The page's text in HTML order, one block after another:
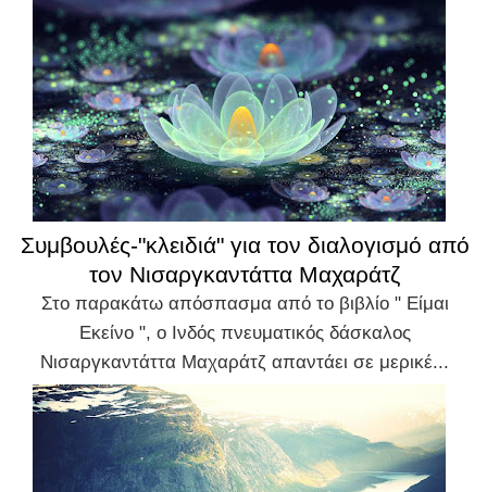
Συμβουλές-"κλειδιά" για τον διαλογισμό από
τον Νισαργκαντάττα Μαχαράτζ
Στο παρακάτω απόσπασμα από το βιβλίο " Είμαι
Εκείνο ", ο Ινδός πνευματικός δάσκαλος
Νισαργκαντάττα Μαχαράτζ απαντάει σε μερικέ...